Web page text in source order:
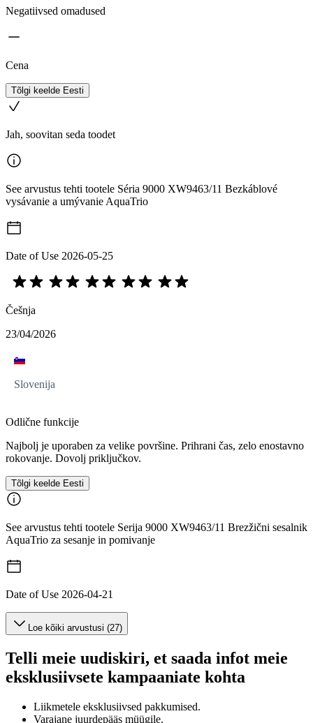
Negatiivsed omadused
Cena
Tõlgi keelde Eesti
Jah, soovitan seda toodet
See arvustus tehti tootele Séria 9000 XW9463/11 Bezkáblové
vysávanie a umývanie AquaTrio
Date of Use 2026-05-25
Češnja
23/04/2026
Slovenija
Odlične funkcije
Najbolj je uporaben za velike površine. Prihrani čas, zelo enostavno
rokovanje. Dovolj priključkov.
Tõlgi keelde Eesti
See arvustus tehti tootele Serija 9000 XW9463/11 Brezžični sesalnik
AquaTrio za sesanje in pomivanje
Date of Use 2026-04-21
Loe kõiki arvustusi (27)
Telli meie uudiskiri, et saada infot meie
eksklusiivsete kampaaniate kohta
Liikmetele eksklusiivsed pakkumised.
Varajane juurdepääs müügile.